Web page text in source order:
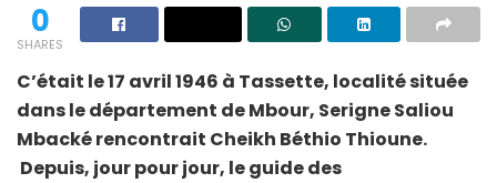
0
SHARES
C’était le 17 avril 1946 à Tassette, localité située
dans le département de Mbour, Serigne Saliou
Mbacké rencontrait Cheikh Béthio Thioune.
Depuis, jour pour jour, le guide des